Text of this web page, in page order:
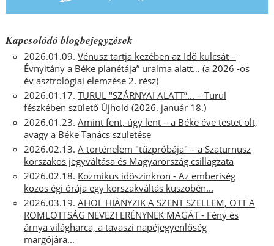
Kapcsolódó blogbejegyzések
2026.01.09. Vénusz tartja kezében az Idő kulcsát –
Évnyitány a Béke planétája” uralma alatt… (a 2026 -os
év asztrológiai elemzése 2. rész)
2026.01.17. TURUL "SZÁRNYAI ALATT”... – Turul
fészkében születő Újhold (2026. január 18.)
2026.01.23. Amint fent, úgy lent – a Béke éve testet ölt,
avagy a Béke Tanács születése
2026.02.13. A történelem "tűzpróbája" – a Szaturnusz
korszakos jegyváltása és Magyarország csillagzata
2026.02.18. Kozmikus időszinkron - Az emberiség
közös égi órája egy korszakváltás küszöbén...
2026.03.19. AHOL HIÁNYZIK A SZENT SZELLEM, OTT A
ROMLOTTSÁG NEVEZI ERÉNYNEK MAGÁT - Fény és
árnya világharca, a tavaszi napéjegyenlőség
margójára...